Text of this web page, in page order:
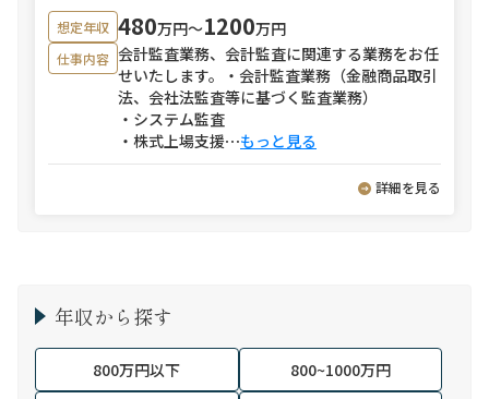
想定年収 480万円〜1200万円
仕事内容 会計監査業務、会計監査に関連する業務をお任
せいたします。・会計監査業務（金融商品取引
法、会社法監査等に基づく監査業務）
・システム監査
・株式上場支援⋯もっと見る
詳細を見る
年収から探す
800万円以下
800~1000万円